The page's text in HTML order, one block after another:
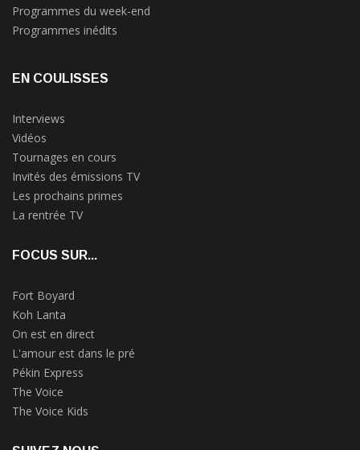
Programmes du week-end
Programmes inédits
EN COULISSES
Interviews
Vidéos
Tournages en cours
Invités des émissions TV
Les prochains primes
La rentrée TV
FOCUS SUR...
Fort Boyard
Koh Lanta
On est en direct
L'amour est dans le pré
Pékin Express
The Voice
The Voice Kids